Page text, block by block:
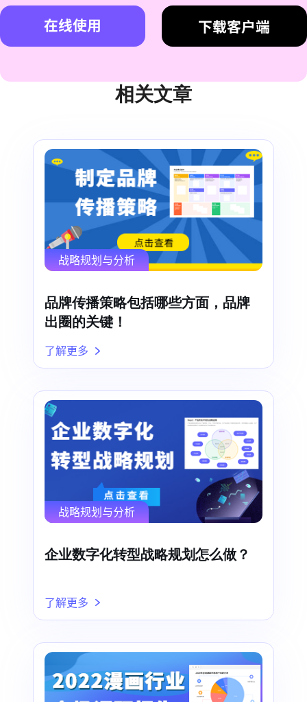
在线使用 下载客户端
相关文章
战略规划与分析
品牌传播策略包括哪些方面，品牌
出圈的关键！
了解更多
战略规划与分析
企业数字化转型战略规划怎么做？
了解更多